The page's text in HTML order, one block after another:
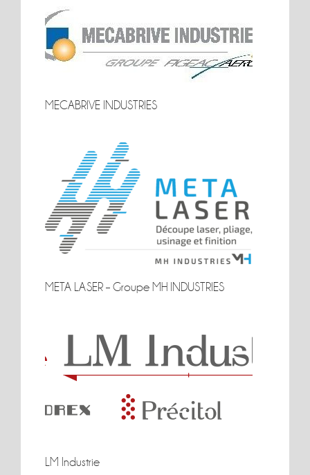
MECABRIVE INDUSTRIES
META LASER – Groupe MH INDUSTRIES
LM Industrie